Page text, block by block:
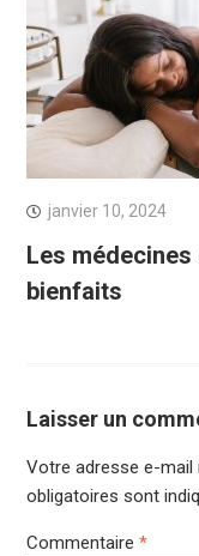
janvier 10, 2024
Les
bienfaits
Laisser un
Votre adresse e-mail
obligatoires sont
Commentaire *